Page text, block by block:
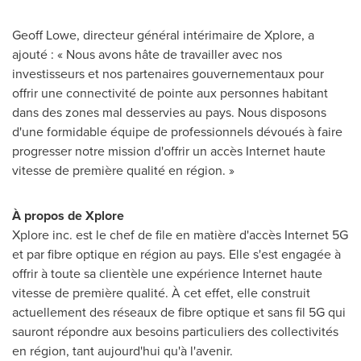
Geoff Lowe, directeur général intérimaire de Xplore, a
ajouté : « Nous avons hâte de travailler avec nos
investisseurs et nos partenaires gouvernementaux pour
offrir une connectivité de pointe aux personnes habitant
dans des zones mal desservies au pays. Nous disposons
d'une formidable équipe de professionnels dévoués à faire
progresser notre mission d'offrir un accès Internet haute
vitesse de première qualité en région. »
À propos de Xplore
Xplore inc. est le chef de file en matière d'accès Internet 5G
et par fibre optique en région au pays. Elle s'est engagée à
offrir à toute sa clientèle une expérience Internet haute
vitesse de première qualité. À cet effet, elle construit
actuellement des réseaux de fibre optique et sans fil 5G qui
sauront répondre aux besoins particuliers des collectivités
en région, tant aujourd'hui qu'à l'avenir.